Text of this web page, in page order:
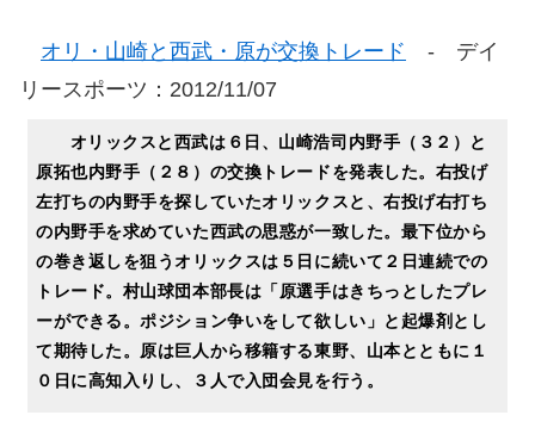
オリ・山崎と西武・原が交換トレード - デイ
リースポーツ：2012/11/07
オリックスと西武は６日、山崎浩司内野手（３２）と
原拓也内野手（２８）の交換トレードを発表した。右投げ
左打ちの内野手を探していたオリックスと、右投げ右打ち
の内野手を求めていた西武の思惑が一致した。最下位から
の巻き返しを狙うオリックスは５日に続いて２日連続での
トレード。村山球団本部長は「原選手はきちっとしたプレ
ーができる。ポジション争いをして欲しい」と起爆剤とし
て期待した。原は巨人から移籍する東野、山本とともに１
０日に高知入りし、３人で入団会見を行う。